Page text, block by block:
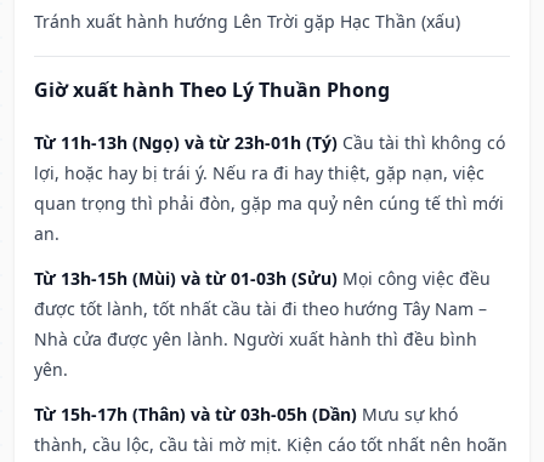
Tránh xuất hành hướng Lên Trời gặp Hạc Thần (xấu)
Giờ xuất hành Theo Lý Thuần Phong
Từ 11h-13h (Ngọ) và từ 23h-01h (Tý) Cầu tài thì không có
lợi, hoặc hay bị trái ý. Nếu ra đi hay thiệt, gặp nạn, việc
quan trọng thì phải đòn, gặp ma quỷ nên cúng tế thì mới
an.
Từ 13h-15h (Mùi) và từ 01-03h (Sửu) Mọi công việc đều
được tốt lành, tốt nhất cầu tài đi theo hướng Tây Nam –
Nhà cửa được yên lành. Người xuất hành thì đều bình
yên.
Từ 15h-17h (Thân) và từ 03h-05h (Dần) Mưu sự khó
thành, cầu lộc, cầu tài mờ mịt. Kiện cáo tốt nhất nên hoãn